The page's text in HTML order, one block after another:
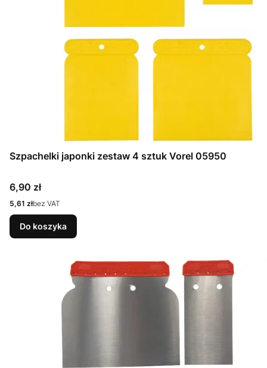
Szpachelki japonki zestaw 4 sztuk Vorel 05950
Cena
6,90 zł
Cena
5,61 złbez VAT
Do koszyka